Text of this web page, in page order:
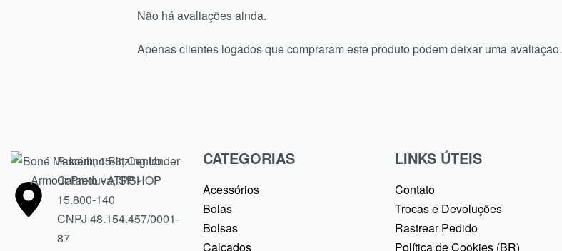
Não há avaliações ainda.
Apenas clientes logados que compraram este produto podem deixar uma avaliação.
R Icém, 45-3, Centro
Catanduva, SP -
15.800-140
CNPJ 48.154.457/0001-
87
CATEGORIAS
Acessórios
Bolas
Bolsas
Calçados
LINKS ÚTEIS
Contato
Trocas e Devoluções
Rastrear Pedido
Política de Cookies (BR)